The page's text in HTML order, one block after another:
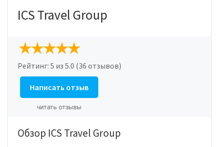
ICS Travel Group
Рейтинг: 5 из 5.0 (36 отзывов)
Написать отзыв
читать отзывы
Обзор ICS Travel Group